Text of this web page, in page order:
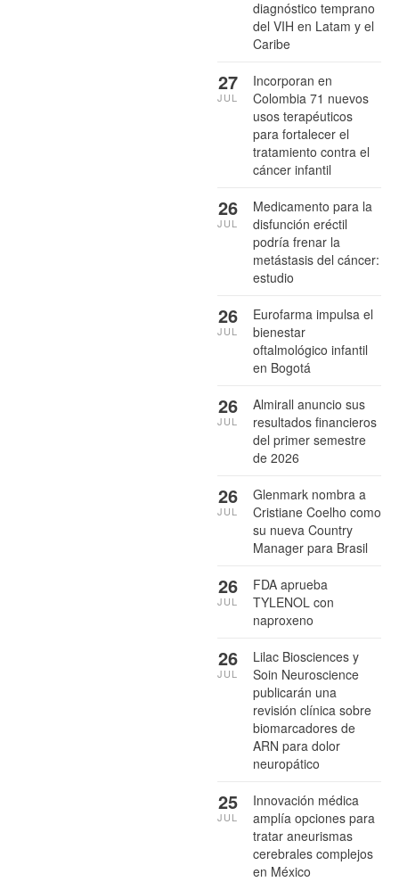
diagnóstico temprano
del VIH en Latam y el
Caribe
Incorporan en
Colombia 71 nuevos
usos terapéuticos
para fortalecer el
tratamiento contra el
cáncer infantil
27
JUL
Medicamento para la
disfunción eréctil
podría frenar la
metástasis del cáncer:
estudio
26
JUL
Eurofarma impulsa el
bienestar
oftalmológico infantil
en Bogotá
26
JUL
Almirall anuncio sus
resultados financieros
del primer semestre
de 2026
26
JUL
Glenmark nombra a
Cristiane Coelho como
su nueva Country
Manager para Brasil
26
JUL
FDA aprueba
TYLENOL con
naproxeno
26
JUL
Lilac Biosciences y
Soin Neuroscience
publicarán una
revisión clínica sobre
biomarcadores de
ARN para dolor
neuropático
26
JUL
Innovación médica
amplía opciones para
tratar aneurismas
cerebrales complejos
en México
25
JUL